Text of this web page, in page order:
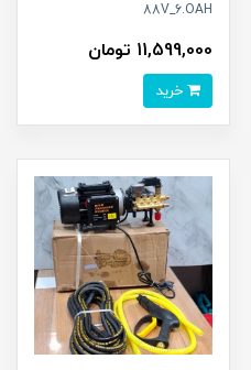
88V_6.OAH
11,599,000 تومان